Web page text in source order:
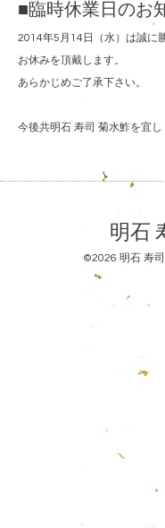
■臨時休業日のお
2014年5月14日（水）は誠に
お休みを頂戴します。
あらかじめご了承下さい。
今後共明石 寿司 菊水鮓を宜し
明石
©2026 明石 寿